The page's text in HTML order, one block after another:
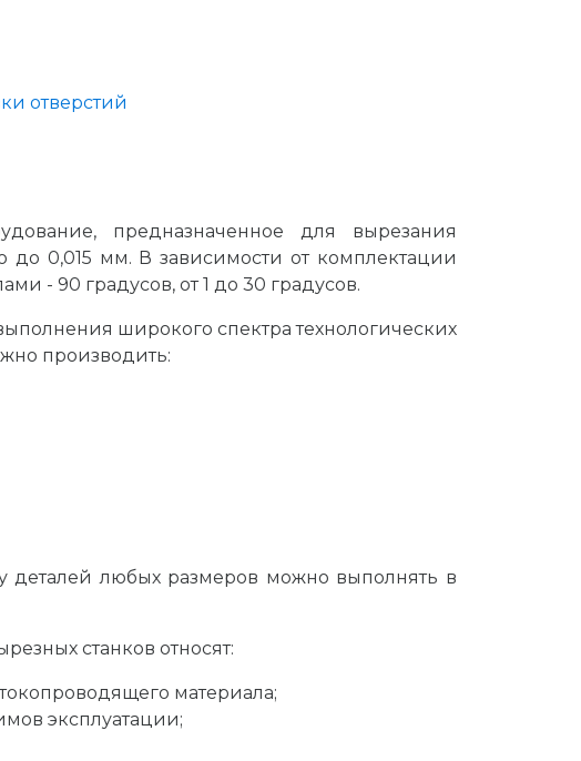
отверстий
предназначенное для вырезания
0,015 мм. В зависимости от комплектации
- 90 градусов, от 1 до 30 градусов.
широкого спектра технологических
производить:
деталей любых размеров можно выполнять в
станков относят:
материала;
эксплуатации;